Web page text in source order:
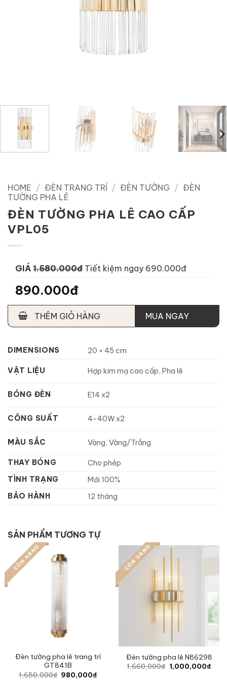
HOME / ĐÈN TRANG TRÍ / ĐÈN TƯỜNG / ĐÈN
TƯỜNG PHA LÊ
ĐÈN TƯỜNG PHA LÊ CAO CẤP
VPL05
GIÁ 1.580.000đ Tiết kiệm ngay 690.000đ
890.000đ
THÊM GIỎ HÀNG MUA NGAY
DIMENSIONS 20 × 45 cm
VẬT LIỆU Hợp kim mạ cao cấp, Pha lê
BÓNG ĐÈN E14 x2
CÔNG SUẤT 4-40W x2
MÀU SẮC Vàng, Vàng/Trắng
THAY BÓNG
Cho phép
TÌNH TRẠNG
Mới 100%
BẢO HÀNH
12 tháng
SẢN PHẨM TƯƠNG TỰ
CÒN HÀNG
Đèn tường pha lê trang trí
GT841B
1,650,000₫ Original
price
980,000₫
CÒN HÀNG
Đèn tường pha lê N86298
1,660,000₫ Original
price
1,000,000₫